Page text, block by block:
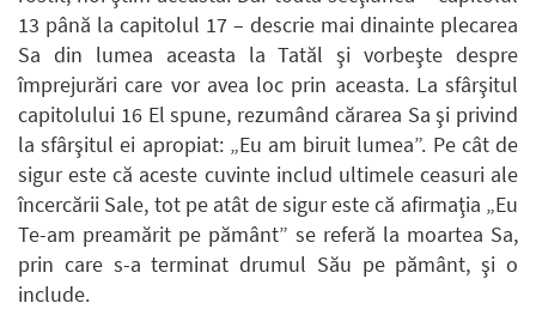
13 până la capitolul 17 – descrie mai dinainte plecarea
Sa din lumea aceasta la Tatăl şi vorbeşte despre
împrejurări care vor avea loc prin aceasta. La sfârşitul
capitolului 16 El spune, rezumând cărarea Sa şi privind
la sfârşitul ei apropiat: „Eu am biruit lumea”. Pe cât de
sigur este că aceste cuvinte includ ultimele ceasuri ale
încercării Sale, tot pe atât de sigur este că afirmaţia „Eu
Te-am preamărit pe pământ” se referă la moartea Sa,
prin care s-a terminat drumul Său pe pământ, şi o
include.